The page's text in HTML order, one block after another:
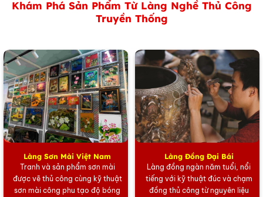
Tham khảo các sản phẩm Làng Đồng Đại Báitại đây
Tham khảo các sản phẩm Tàu thuyền Mô hình
Tham khảo các sản phẩm Quà tặng lụa Hà Đông tại đây
Tham khảo các sản phẩm của Mỹ Nghệ Việttại đây
Hoặc trang Facebook của chúng tôitại đây.
Khám Phá Sản Phẩm Từ Làng Nghề Thủ Công
Truyền Thống
Làng Sơn Mài Việt Nam
Tranh và sản phẩm sơn mài
được vẽ thủ công cùng kỹ thuật
sơn mài công phu tạo độ bóng
Làng Đồng Đại Bái
Làng đồng ngàn năm tuổi, nổi
tiếng với kỹ thuật đúc và chạm
đồng thủ công từ nguyên liệu